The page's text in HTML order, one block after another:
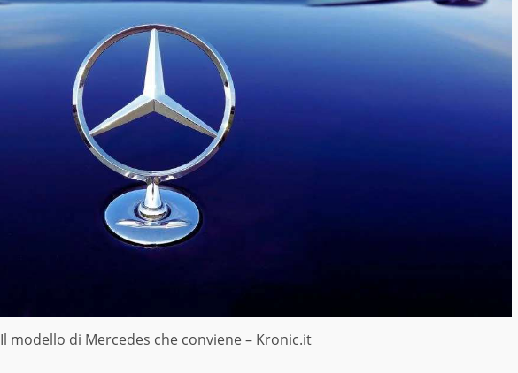
Il modello di Mercedes che conviene – Kronic.it